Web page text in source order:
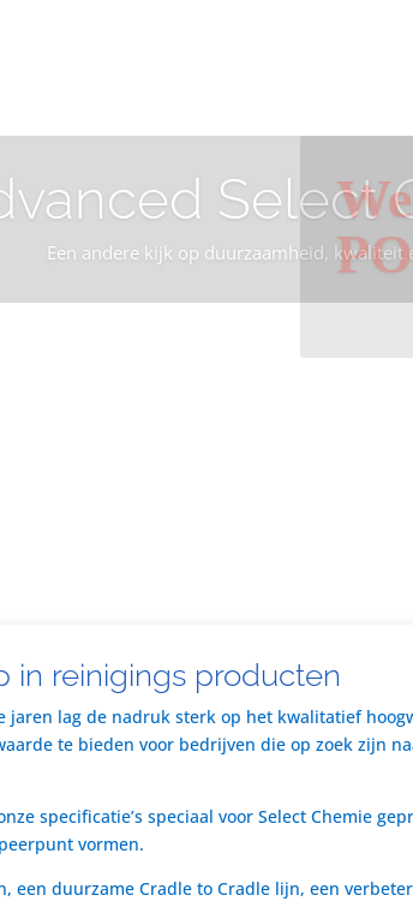
Select
Een andere kijk op duurzaamheid, kwaliteit
in reinigings producten
jaren lag de nadruk sterk op het kwalitatief
te bieden voor bedrijven die op zoek zijn
specificatie’s speciaal voor Select Chemie
vormen.
een duurzame Cradle to Cradle lijn, een